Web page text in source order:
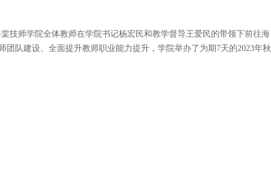
技师学院全体教师在学院书记杨宏民和教学督导王爱民的带领下前往海
队建设、全面提升教师职业能力提升，学院举办了为期7天的2023年秋